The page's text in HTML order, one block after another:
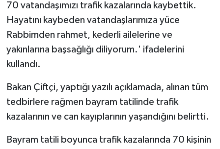
70 vatandaşımızı trafik kazalarında kaybettik.
Hayatını kaybeden vatandaşlarımıza yüce
Rabbimden rahmet, kederli ailelerine ve
yakınlarına başsağlığı diliyorum.' ifadelerini
kullandı.
Bakan Çiftçi, yaptığı yazılı açıklamada, alınan tüm
tedbirlere rağmen bayram tatilinde trafik
kazalarının ve can kayıplarının yaşandığını belirtti.
Bayram tatili boyunca trafik kazalarında 70 kişinin